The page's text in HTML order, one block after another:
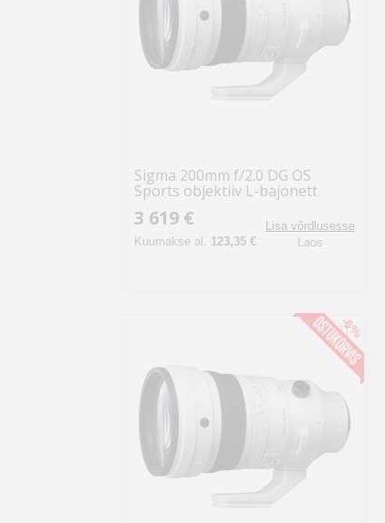
Sigma 200mm f/2.0 DG OS
Sports objektiiv L-bajonett
3 619 €
Kuumakse al. 123,35 €
Lisa võrdlusesse
Laos
-6%